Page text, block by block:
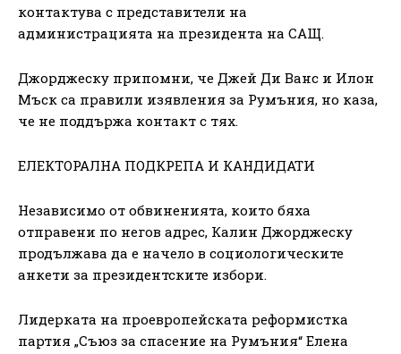
контактува с представители на
администрацията на президента на САЩ.
Джорджеску припомни, че Джей Ди Ванс и Илон
Мъск са правили изявления за Румъния, но каза,
че не поддържа контакт с тях.
ЕЛЕКТОРАЛНА ПОДКРЕПА И КАНДИДАТИ
Независимо от обвиненията, които бяха
отправени по негов адрес, Калин Джорджеску
продължава да е начело в социологическите
анкети за президентските избори.
Лидерката на проевропейската реформистка
партия „Съюз за спасение на Румъния“ Елена